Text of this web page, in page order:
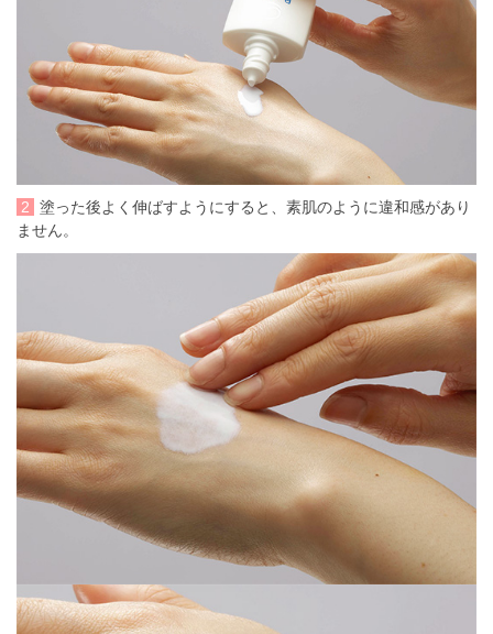
2
塗った後よく伸ばすようにすると、素肌のように違和感があり
ません。